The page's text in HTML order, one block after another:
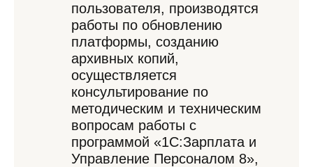
пользователя, производятся
работы по обновлению
платформы, созданию
архивных копий,
осуществляется
консультирование по
методическим и техническим
вопросам работы с
программой «1С:Зарплата и
Управление Персоналом 8»,